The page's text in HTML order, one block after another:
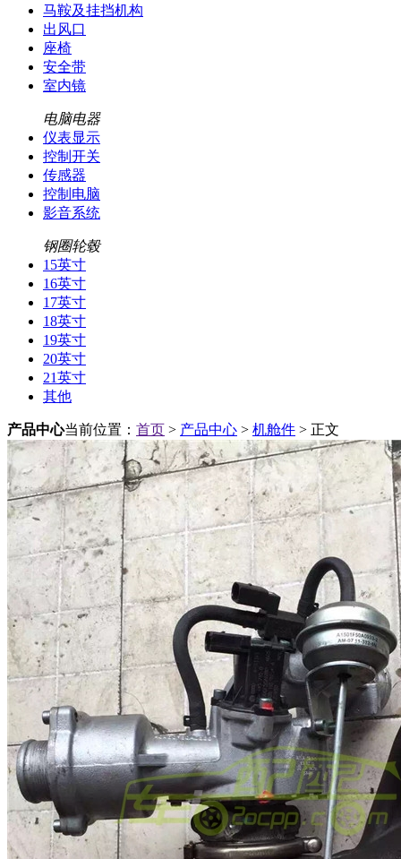
马鞍及挂挡机构
出风口
座椅
安全带
室内镜
电脑电器
仪表显示
控制开关
传感器
控制电脑
影音系统
钢圈轮毂
15英寸
16英寸
17英寸
18英寸
19英寸
20英寸
21英寸
其他
产品中心当前位置： 首页 > 产品中心 > 机舱件 > 正文